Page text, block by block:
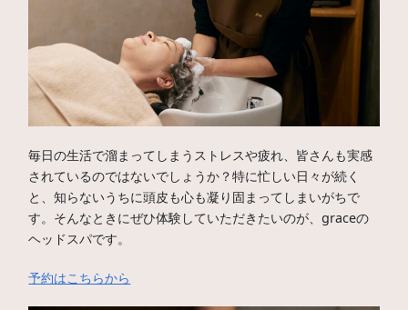
毎日の生活で溜まってしまうストレスや疲れ、皆さんも実感
されているのではないでしょうか？特に忙しい日々が続く
と、知らないうちに頭皮も心も凝り固まってしまいがちで
す。そんなときにぜひ体験していただきたいのが、graceの
ヘッドスパです。
予約はこちらから